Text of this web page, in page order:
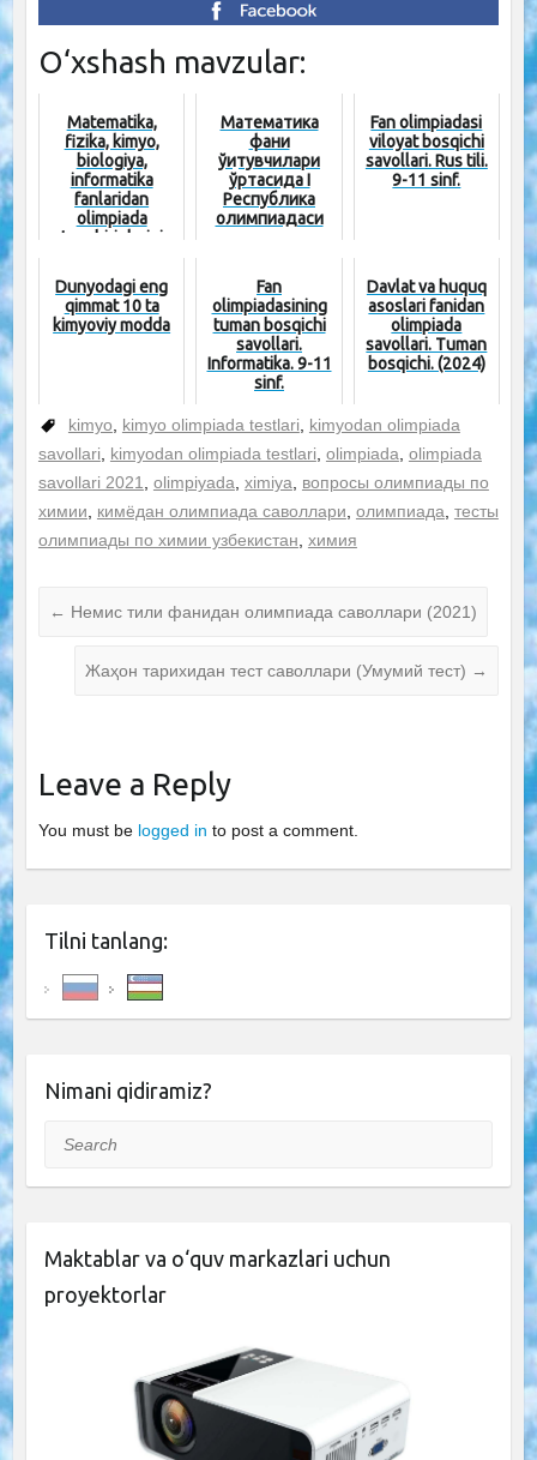
O‘xshash mavzular:
Matematika,
fizika, kimyo,
biologiya,
informatika
fanlaridan
olimpiada
topshiriqlarini
mezoni[...
Математика
фани
ўқитувчилари
ўртасида I
Республика
олимпиадаси
Fan olimpiadasi
viloyat bosqichi
savollari. Rus tili.
9-11 sinf.
Dunyodagi eng
qimmat 10 ta
kimyoviy modda
Fan
olimpiadasining
tuman bosqichi
savollari.
Informatika. 9-11
sinf.
Davlat va huquq
asoslari fanidan
olimpiada
savollari. Tuman
bosqichi. (2024)
kimyo, kimyo olimpiada testlari, kimyodan olimpiada
savollari, kimyodan olimpiada testlari, olimpiada, olimpiada
savollari 2021, olimpiyada, ximiya, вопросы олимпиады по
химии, кимёдан олимпиада саволлари, олимпиада, тесты
олимпиады по химии узбекистан, химия
← Немис тили фанидан олимпиада саволлари (2021)
Жаҳон тарихидан тест саволлари (Умумий тест) →
Leave a Reply
You must be logged in to post a comment.
Tilni tanlang:
Nimani qidiramiz?
Search
Maktablar va o‘quv markazlari uchun
proyektorlar